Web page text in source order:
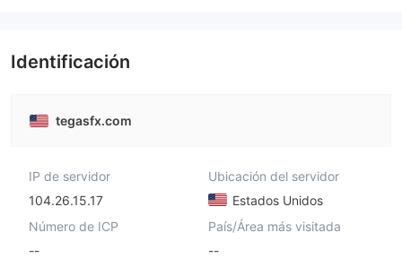
Identificación
tegasfx.com
IP de servidor
104.26.15.17
Ubicación del servidor
Estados Unidos
Número de ICP
--
País/Área más visitada
--